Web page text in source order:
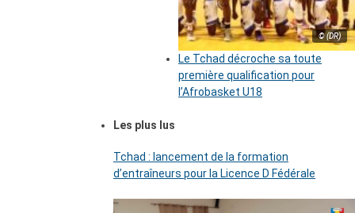
© (DR)
Le Tchad décroche sa toute
première qualification pour
l’Afrobasket U18
Les plus lus
Tchad : lancement de la formation
d’entraîneurs pour la Licence D Fédérale